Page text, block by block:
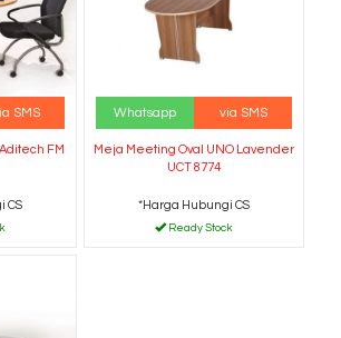
SMS
FM
CS
Whatsapp via SMS
Meja Meeting Oval UNO Lavender
UCT 8774
*Harga Hubungi CS
Ready Stock